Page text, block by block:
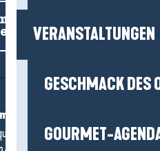
VERANSTALTUNGEN
GESCHMACK DES
GOURMET-
für den
an
de Guérande